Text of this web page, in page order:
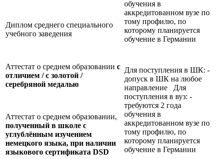
обучения в
аккредитованном вузе по
тому профилю, по
которому планируется
обучение в Германии
Диплом среднего специального
учебного заведения
Аттестат о среднем образовании с
отличием / с золотой /
серебряной медалью
Для поступления в ШК: -
допуск в ШК на любое
направление Для
поступления в вуз: -
требуются 2 года
обучения в
аккредитованном вузе по
тому профилю, по
которому планируется
обучение в Германии
Аттестат о среднем образовании,
полученный в школе с
углублённым изучением
немецкого языка, при наличии
языкового сертификата DSD